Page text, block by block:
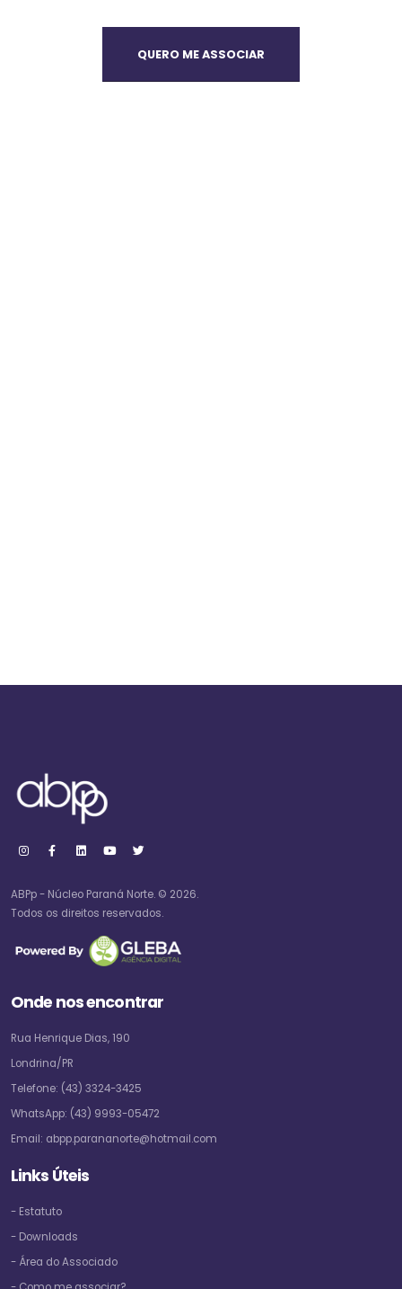
QUERO ME ASSOCIAR
ABPp - Núcleo Paraná Norte. © 2026.
Todos os direitos reservados.
Onde nos encontrar
Rua Henrique Dias, 190
Londrina/PR
Telefone: (43) 3324-3425
WhatsApp: (43) 9993-05472
Email: abpp.parananorte@hotmail.com
Links Úteis
- Estatuto
- Downloads
- Área do Associado